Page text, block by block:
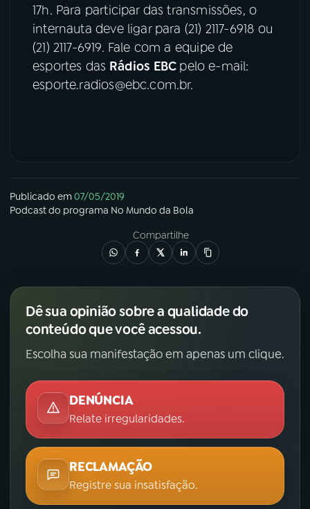
17h. Para participar das transmissões, o
internauta deve ligar para (21) 2117-6918 ou
(21) 2117-6919. Fale com a equipe de
esportes das Rádios EBC pelo e-mail:
esporte.radios@ebc.com.br.
Publicado em07/05/2019
Podcastdo programa No Mundo da Bola
Compartilhe
Dê sua opinião sobre a qualidade do
conteúdo que você acessou.
Escolha sua manifestação em apenas um clique.
DENÚNCIA
Relate irregularidades.
RECLAMAÇÃO
Registre sua insatisfação.